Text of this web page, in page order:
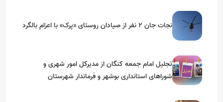
نجات جان ۲ نفر از صیادان روستای «پرک» با اعزام بالگرد
تجلیل امام جمعه کنگان از مدیرکل امور شهری و
شوراهای استانداری بوشهر و فرماندار شهرستان